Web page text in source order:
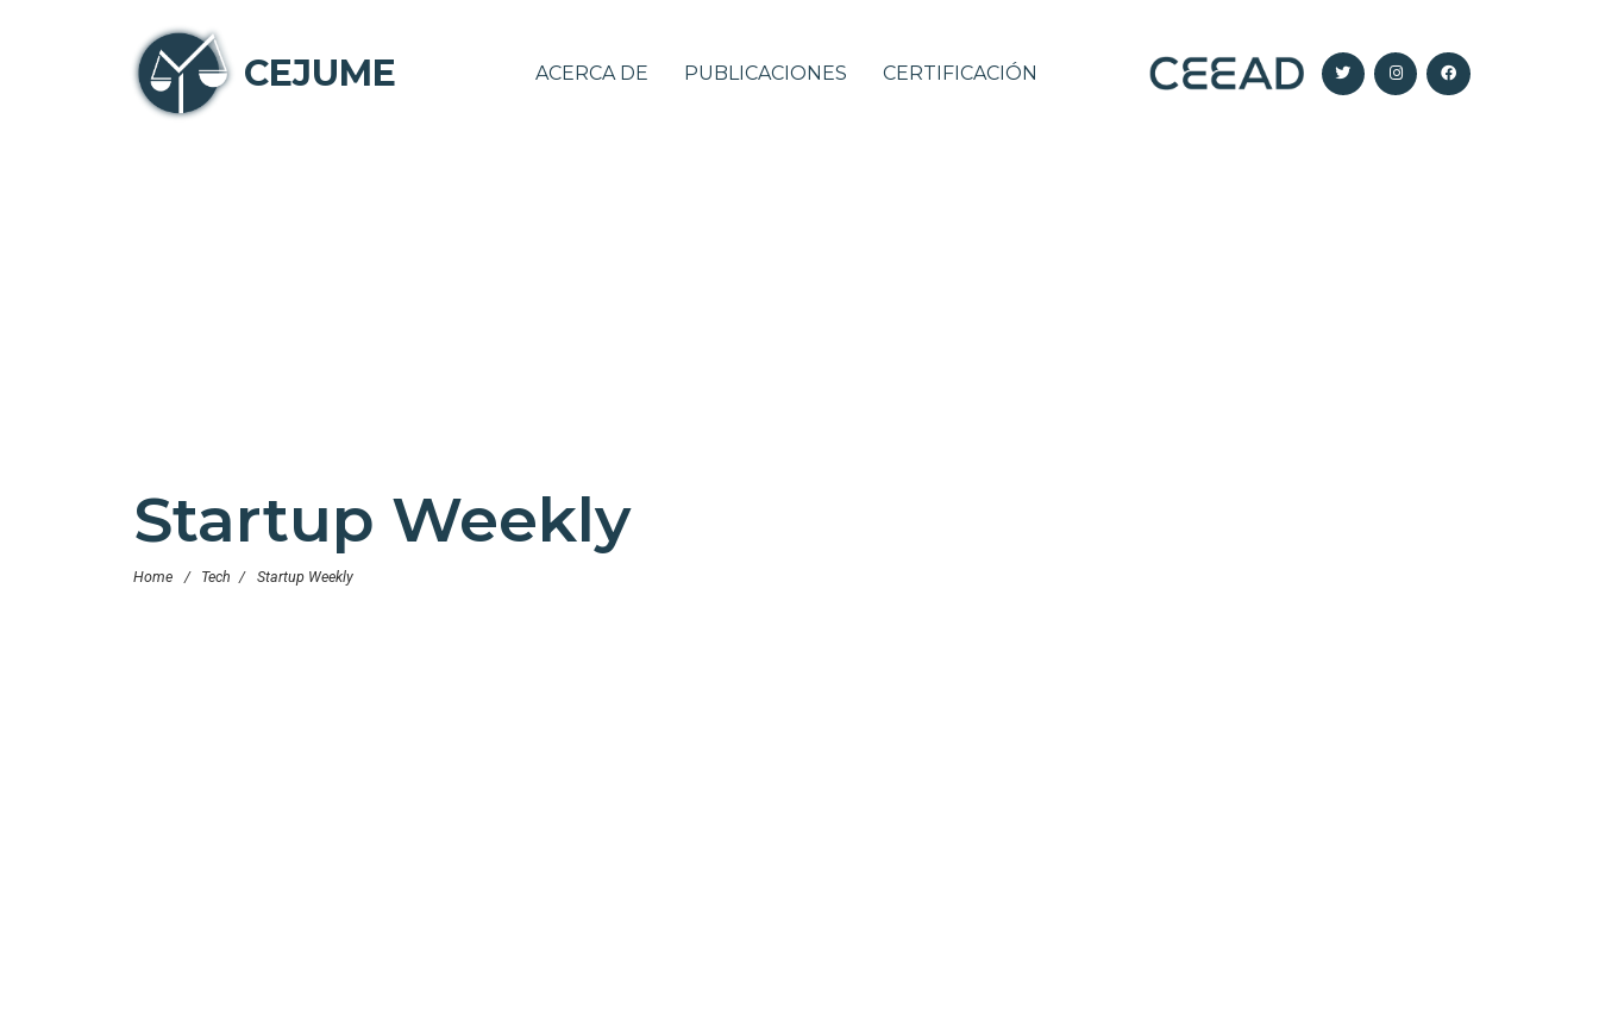
CEJUME ACERCA DE PUBLICACIONES CERTIFICACIÓN
Startup Weekly
Home / Tech / Startup Weekly